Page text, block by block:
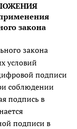
закона
закона
условий
подписи
соблюдении
подпись в
подписи в